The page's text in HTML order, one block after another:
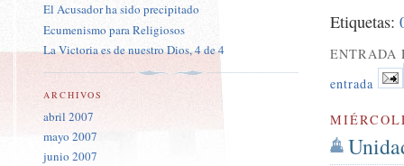
Etiquetas:
ENTRADA
entrada
El Acusador ha sido precipitado
Ecumenismo para Religiosos
La Victoria es de nuestro Dios, 4 de 4
ARCHIVOS
abril 2007
mayo 2007
junio 2007